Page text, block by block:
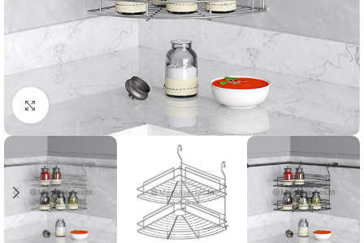
Agrandir